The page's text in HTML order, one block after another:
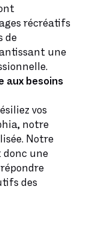
récréatifs
de
une
aux besoins
vos
notre
Notre
donc une
des